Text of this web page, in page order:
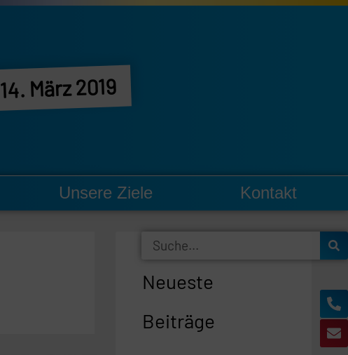
14. März 2019
Unsere Ziele Kontakt
Suche
alt
Neueste
Beiträge